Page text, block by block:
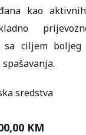
kao
sa ciljem boljeg
sredstva
KM